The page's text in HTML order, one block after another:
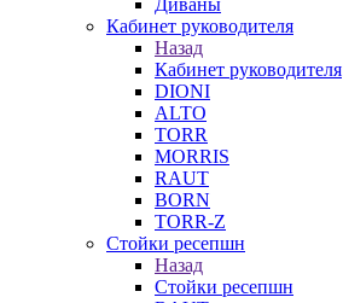
Диваны
Кабинет руководителя
Назад
Кабинет руководителя
DIONI
ALTO
TORR
MORRIS
RAUT
BORN
TORR-Z
Стойки ресепшн
Назад
Стойки ресепшн